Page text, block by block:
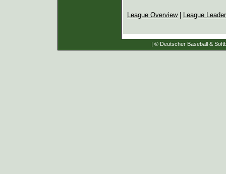
League Overview| League
| © Deutscher Baseball &